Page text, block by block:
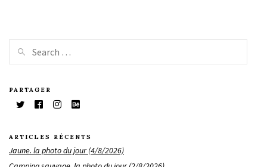
PARTAGER
ARTICLES RÉCENTS
Jaune. la photo du jour (4/8/2026)